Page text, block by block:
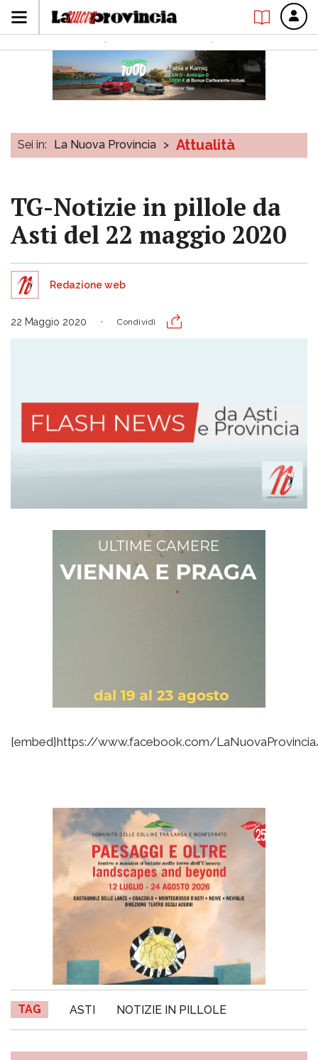
Sei in: La Nuova Provincia > Attualità
TG-Notizie in pillole da
Asti del 22 maggio 2020
Redazione web
22 Maggio 2020 Condividi
[embed]https://www.facebook.com/
TAG ASTI NOTIZIE IN PILLOLE